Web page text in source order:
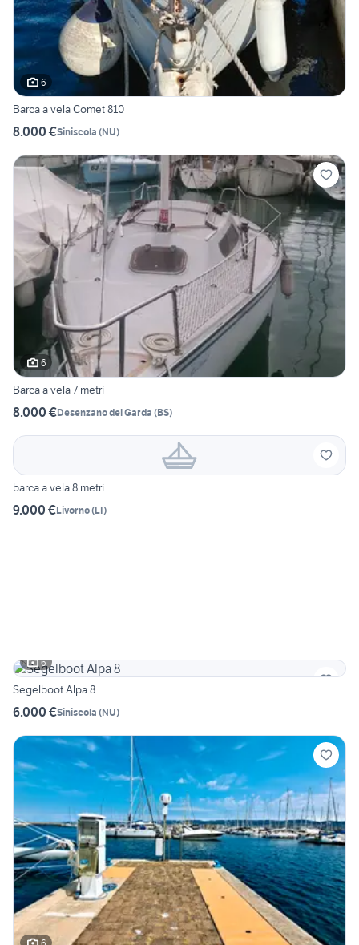
6
Barca a vela Comet 810
8.000 €Siniscola (NU)
6
Barca a vela 7 metri
8.000 €Desenzano del Garda (BS)
barca a vela 8 metri
9.000 €Livorno(LI)
6
Segelboot Alpa 8
6.000 €Siniscola (NU)